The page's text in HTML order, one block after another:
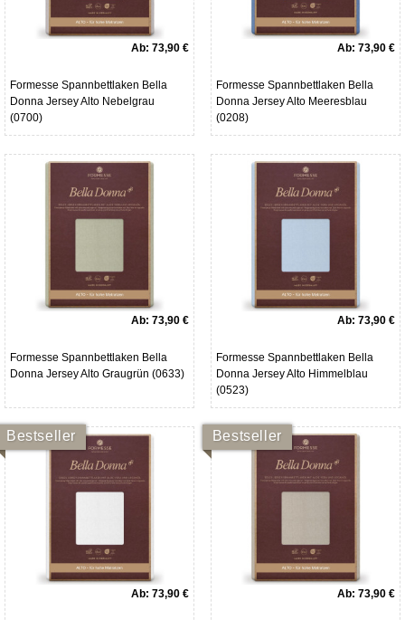
Ab: 73,90 €
Formesse Spannbettlaken Bella
Donna Jersey Alto Nebelgrau
(0700)
Ab: 73,90 €
Formesse Spannbettlaken Bella
Donna Jersey Alto Meeresblau
(0208)
Ab: 73,90 €
Formesse Spannbettlaken Bella
Donna Jersey Alto Graugrün (0633)
Ab: 73,90 €
Formesse Spannbettlaken Bella
Donna Jersey Alto Himmelblau
(0523)
Bestseller
Ab: 73,90 €
Bestseller
Ab: 73,90 €